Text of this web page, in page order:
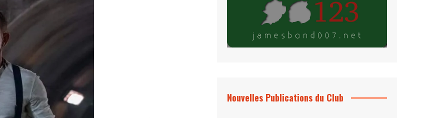
Nouvelles Publications du Club